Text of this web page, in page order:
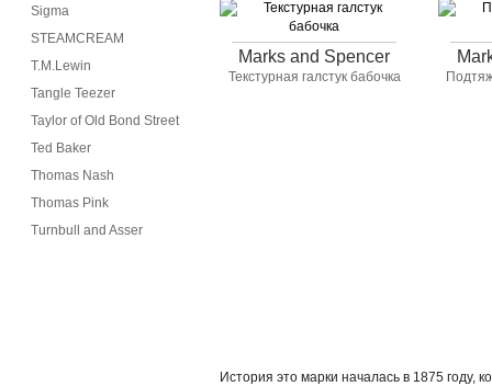
Sigma
STEAMCREAM
T.M.Lewin
Tangle Teezer
Taylor of Old Bond Street
Ted Baker
Thomas Nash
Thomas Pink
Turnbull and Asser
Marks and Spencer
Текстурная галстук бабочка
История это марки началась в 1875 году,